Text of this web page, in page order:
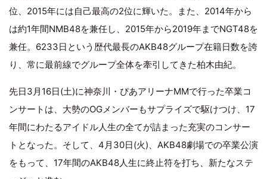
位、2015年には自己最高の2位に輝いた。また、2014年から
は約1年間NMB48を兼任し、2015年から2019年までNGT48を
兼任。6233日という歴代最長のAKB48グループ在籍日数を誇
り、常に最前線でグループ全体を牽引してきた柏木由紀。
先日3月16日(土)に神奈川・ぴあアリーナMMで行った卒業コ
ンサートは、大勢のOGメンバーもサプライズで駆けつけ、17
年間にわたるアイドル人生の全てが詰まった充実のコンサー
トとなった。そして、4月30日(火)、AKB48劇場での卒業公演
をもって、17年間のAKB48人生に終止符を打ち、新たなステ